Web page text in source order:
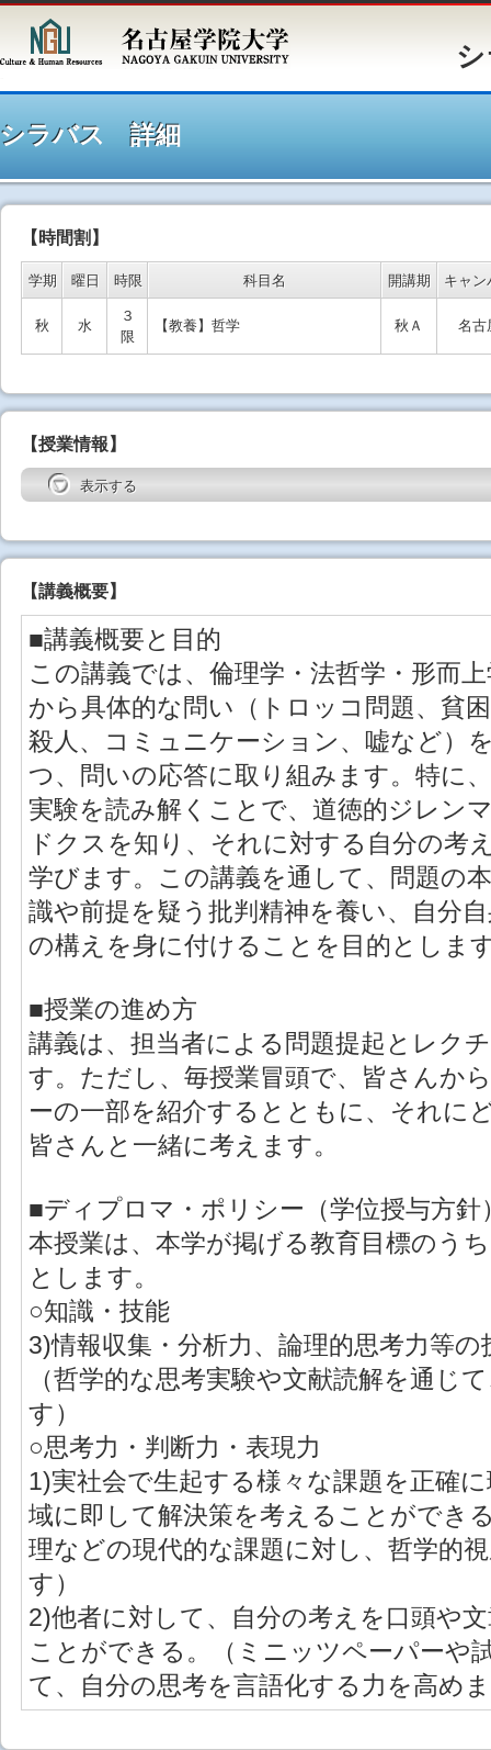
シラバ
シラバス 詳細
【時間割】
学期 曜日 時限 科目名 開講期 キャン
秋 水
３
限
【教養】哲学 秋Ａ 名古
【授業情報】
表示する
【講義概要】
■講義概要と目的
この講義では、倫理学・法哲学・形而
から具体的な問い（トロッコ問題、貧
殺人、コミュニケーション、嘘など）
つ、問いの応答に取り組みます。特に
実験を読み解くことで、道徳的ジレン
ドクスを知り、それに対する自分の考
学びます。この講義を通して、問題の
識や前提を疑う批判精神を養い、自分
の構えを身に付けることを目的としま
■授業の進め方
講義は、担当者による問題提起とレク
す。ただし、毎授業冒頭で、皆さんか
ーの一部を紹介するとともに、それに
皆さんと一緒に考えます。
■ディプロマ・ポリシー（学位授与方針
本授業は、本学が掲げる教育目標のう
とします。
○知識・技能
3)情報収集・分析力、論理的思考力等
（哲学的な思考実験や文献読解を通じ
す）
○思考力・判断力・表現力
1)実社会で生起する様々な課題を正確
域に即して解決策を考えることができ
理などの現代的な課題に対し、哲学的
す）
2)他者に対して、自分の考えを口頭や
ことができる。（ミニッツペーパーや
て、自分の思考を言語化する力を高め